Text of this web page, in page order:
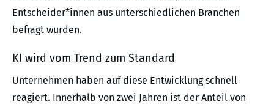
Entscheider*innen aus unterschiedlichen Branchen
befragt wurden.
KI wird vom Trend zum Standard
Unternehmen haben auf diese Entwicklung schnell
reagiert. Innerhalb von zwei Jahren ist der Anteil von